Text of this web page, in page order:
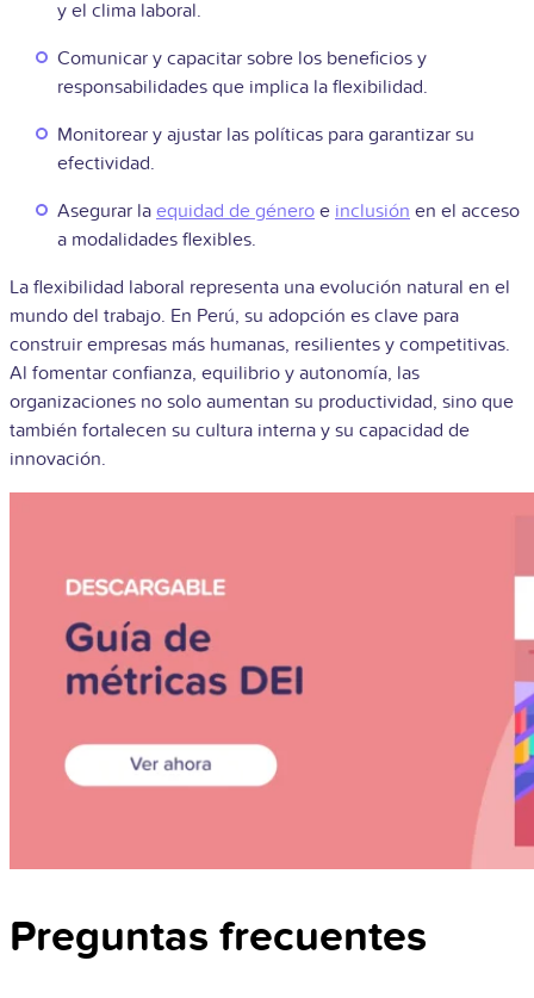
y el clima laboral.
Comunicar y capacitar sobre los beneficios y
responsabilidades que implica la flexibilidad.
Monitorear y ajustar las políticas para garantizar su
efectividad.
Asegurar la equidad de género e inclusión en el acceso
a modalidades flexibles.
La flexibilidad laboral representa una evolución natural en el
mundo del trabajo. En Perú, su adopción es clave para
construir empresas más humanas, resilientes y competitivas.
Al fomentar confianza, equilibrio y autonomía, las
organizaciones no solo aumentan su productividad, sino que
también fortalecen su cultura interna y su capacidad de
innovación.
Preguntas frecuentes